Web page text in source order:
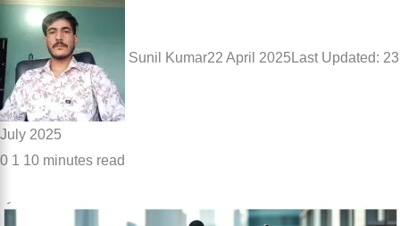
Sunil Kumar22 April 2025 Last Updated: 23
July 2025
0 1 10 minutes read